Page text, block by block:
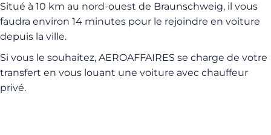
Situé à 10 km au nord-ouest de Braunschweig, il vous
faudra environ 14 minutes pour le rejoindre en voiture
depuis la ville.
Si vous le souhaitez, AEROAFFAIRES se charge de votre
transfert en vous louant une voiture avec chauffeur
privé.